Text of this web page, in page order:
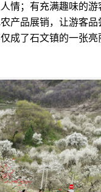
情；有充满趣味的
产品展销，让游客
成了石文镇的一张